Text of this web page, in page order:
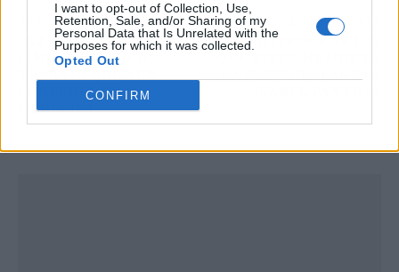
I want to opt-out of Collection, Use,
Retention, Sale, and/or Sharing of my
Personal Data that Is Unrelated with the
Purposes for which it was collected.
Opted Out
CONFIRM
ARTÍCULO ANTERIOR
PAZ PADILLA 'AL
LÍMITE': EL POCO
CONSERVA EN
MEDIASET
ARTÍCULO SIGUIENTE
LOS MOTIVOS POR LOS